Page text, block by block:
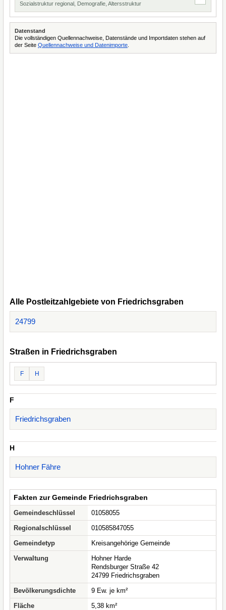
Sozialstruktur regional, Demografie, Altersstruktur
Datenstand
Die vollständigen Quellennachweise, Datenstände und Importdaten stehen auf
der Seite Quellennachweise und Datenimporte
Alle Postleitzahlgebiete von Friedrichsgraben
24799
Straßen in Friedrichsgraben
F H
F
Friedrichsgraben
H
Hohner Fähre
Fakten zur Gemeinde Friedrichsgraben
Gemeindeschlüssel
01058055
Regionalschlüssel
010585847055
Gemeindetyp
Kreisangehörige Gemeinde
Verwaltung
Hohner Harde
Rendsburger Straße 42
24799 Friedrichsgraben
Bevölkerungsdichte
9 Ew. je km²
Fläche
5,38 km²